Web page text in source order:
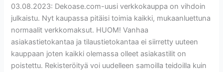
03.08.2023: Dekoase.com-uusi verkkokauppa on vihdoin
julkaistu. Nyt kaupassa pitäisi toimia kaikki, mukaanluettuna
normaalit verkkomaksut. HUOM! Vanhaa
asiakastietokantaa ja tilaustietokantaa ei siirretty uuteen
kauppaan joten kaikki olemassa olleet asiakastilit on
poistettu. Rekisteröityä voi uudelleen samoilla teidoilla kuin